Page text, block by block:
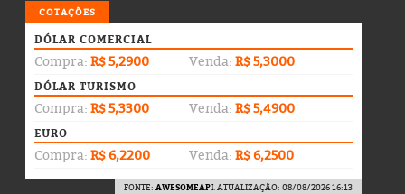
COTAÇÕES
DÓLAR COMERCIAL
Compra: R$ 5,2900 Venda: R$ 5,3000
DÓLAR TURISMO
Compra: R$ 5,3300 Venda: R$ 5,4900
EURO
Compra: R$ 6,2200 Venda: R$ 6,2500
FONTE: AWESOMEAPI. ATUALIZAÇÃO: 08/08/2026 16:13